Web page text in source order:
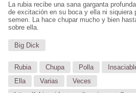
La rubia recibe una sana garganta
de excitación en su boca y ella ni siquiera
semen. La hace chupar mucho y bien
sobre ella.
Big Dick
Rubia Chupa Polla
Ella
Varias
Veces